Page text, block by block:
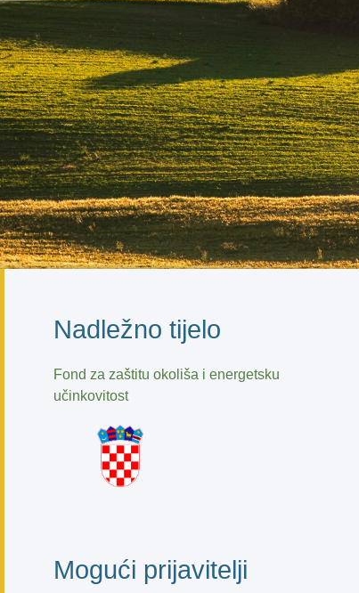
Nadležno tijelo
Fond za zaštitu okoliša i energetsku
učinkovitost
Mogući prijavitelji